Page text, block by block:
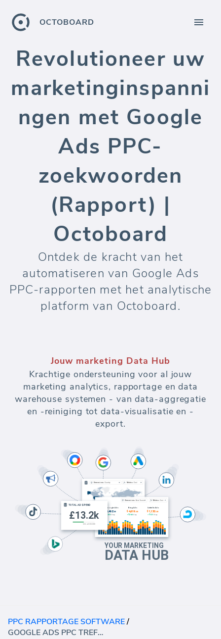
OCTOBOARD
Revolutioneer uw
marketinginspanni
ngen met Google
Ads PPC-
zoekwoorden
(Rapport) |
Octoboard
Ontdek de kracht van het
automatiseren van Google Ads
PPC-rapporten met het analytische
platform van Octoboard.
Jouw marketing Data Hub
Krachtige ondersteuning voor al jouw
marketing analytics, rapportage en data
warehouse systemen - van data-aggregatie
en -reiniging tot data-visualisatie en -
export.
PPC RAPPORTAGE SOFTWARE/
GOOGLE ADS PPC TREFWOORDEN (RAPPORT)